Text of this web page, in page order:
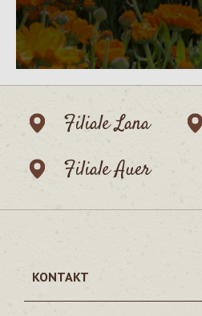
Filiale Lana
Filiale Auer
KONTAKT